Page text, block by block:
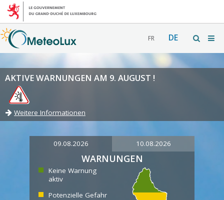
FR DE
AKTIVE WARNUNGEN AM 9. AUGUST !
Weitere Informationen
09.08.2026 10.08.2026
WARNUNGEN
Keine Warnung
aktiv
Potenzielle Gefahr